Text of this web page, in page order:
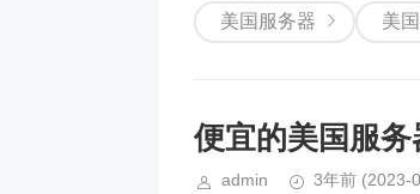
美国服务器 美
便宜的美国服
admin 3年前 (2023-